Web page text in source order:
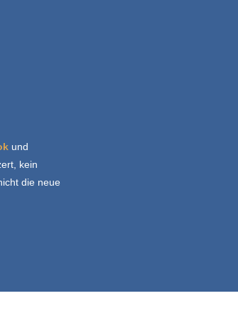
und
kein
die neue